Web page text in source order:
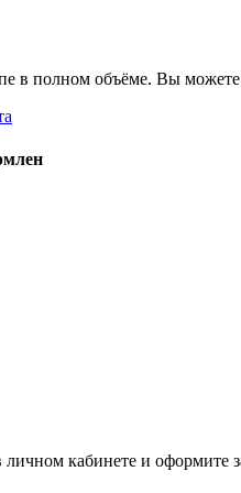
в полном объёме. Вы
личном кабинете и оформите